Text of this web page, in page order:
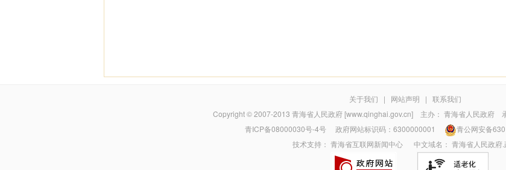
关于我们 | 网站声明 | 联系我们
Copyright © 2007-2013 青海省人民政府 [www.qinghai.gov.cn] 主办： 青海省人民政府
青ICP备08000030号-4号政府网站标识码：6300000001
青公网安备
技术支持： 青海省互联网新闻中心中文域名： 青海省人民政府.